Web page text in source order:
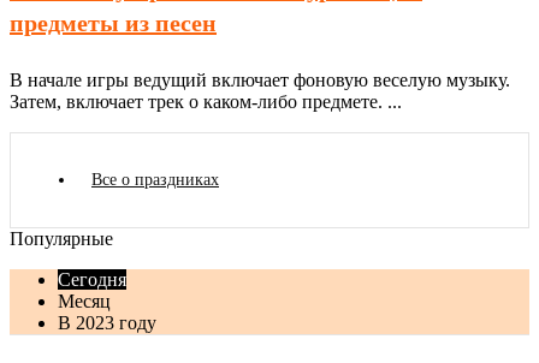
предметы из песен
В начале игры ведущий включает фоновую веселую музыку.
Затем, включает трек о каком-либо предмете. ...
Все о праздниках
Популярные
Сегодня
Месяц
В 2023 году